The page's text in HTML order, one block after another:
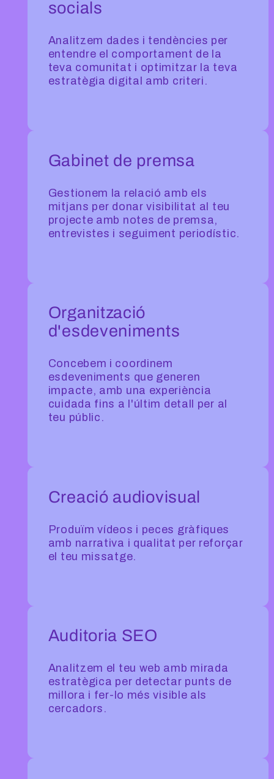
socials
Analitzem dades i tendències per
entendre el comportament de la
teva comunitat i optimitzar la teva
estratègia digital amb criteri.
Gabinet de premsa
Gestionem la relació amb els
mitjans per donar visibilitat al teu
projecte amb notes de premsa,
entrevistes i seguiment periodístic.
Organització
d'esdeveniments
Concebem i coordinem
esdeveniments que generen
impacte, amb una experiència
cuidada fins a l'últim detall per al
teu públic.
Creació audiovisual
Produïm vídeos i peces gràfiques
amb narrativa i qualitat per reforçar
el teu missatge.
Auditoria SEO
Analitzem el teu web amb mirada
estratègica per detectar punts de
millora i fer-lo més visible als
cercadors.